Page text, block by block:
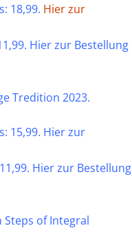
18,99. Hier zur
Hier zur Bestellung
Tredition 2023.
15,99. Hier zur
11,99. Hier zur Bestellung
Steps of Integral